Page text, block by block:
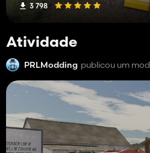
3 798
Atividade
PRLModding publicou um mod